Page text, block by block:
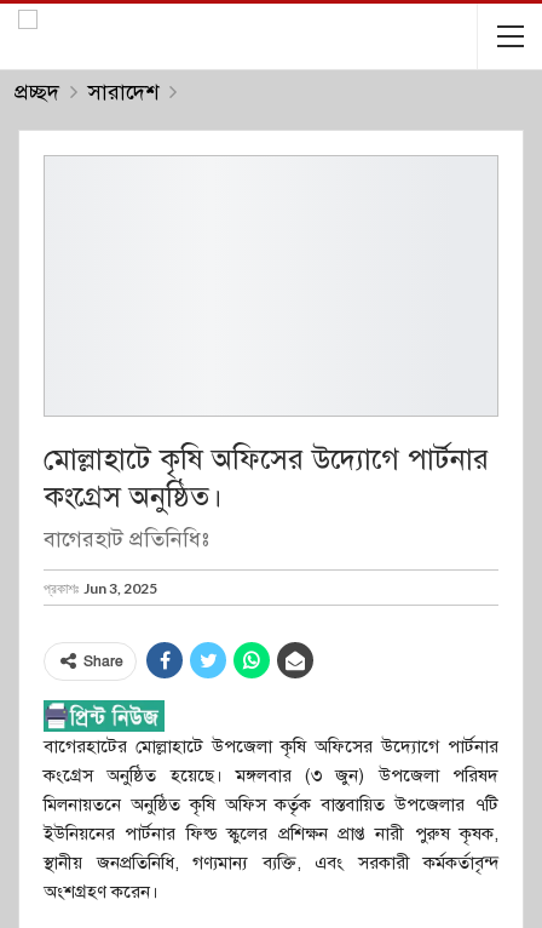
প্রচ্ছদ সারাদেশ
মোল্লাহাটে কৃষি অফিসের উদ্যোগে পার্টনার
কংগ্রেস অনুষ্ঠিত।
বাগেরহাট প্রতিনিধিঃ
প্রকাশঃ Jun 3, 2025
Share
বাগেরহাটের মোল্লাহাটে উপজেলা কৃষি অফিসের উদ্যোগে পার্টনার
কংগ্রেস অনুষ্ঠিত হয়েছে। মঙ্গলবার (৩ জুন) উপজেলা পরিষদ
মিলনায়তনে অনুষ্ঠিত কৃষি অফিস কর্তৃক বাস্তবায়িত উপজেলার ৭টি
ইউনিয়নের পার্টনার ফিল্ড স্কুলের প্রশিক্ষন প্রাপ্ত নারী পুরুষ কৃষক,
স্থানীয় জনপ্রতিনিধি, গণ্যমান্য ব্যক্তি, এবং সরকারী কর্মকর্তাবৃন্দ
অংশগ্রহণ করেন।